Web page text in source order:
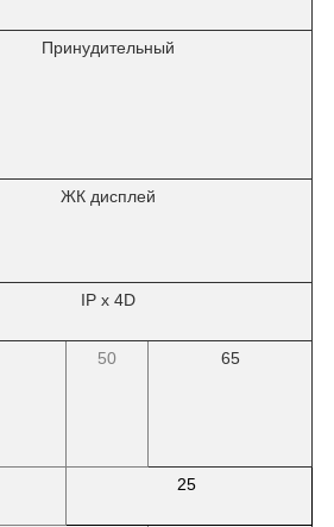
Принудительный
ЖК дисплей
IP x 4D
50 65
25